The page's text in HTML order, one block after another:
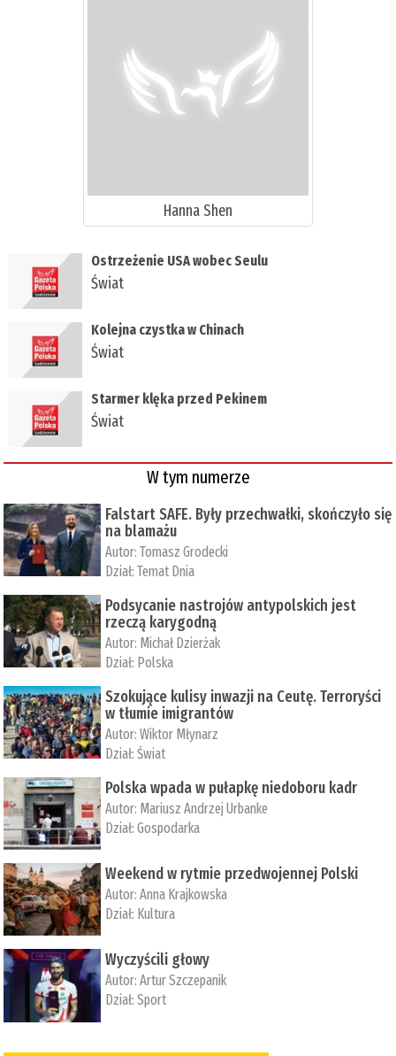
Hanna Shen
Ostrzeżenie USA wobec Seulu
Świat
Kolejna czystka w Chinach
Świat
Starmer klęka przed Pekinem
Świat
W tym numerze
Falstart SAFE. Były przechwałki, skończyło się
na blamażu
Autor:Tomasz Grodecki
Dział:Temat Dnia
Podsycanie nastrojów antypolskich jest
rzeczą karygodną
Autor: Michał Dzierżak
Dział: Polska
Szokujące kulisy inwazji na Ceutę. Terroryści
w tłumie imigrantów
Autor:Wiktor Młynarz
Dział:Świat
Polska wpada w pułapkę niedoboru kadr
Autor: Mariusz Andrzej Urbanke
Dział:Gospodarka
Weekend w rytmie przedwojennej Polski
Autor:Anna Krajkowska
Dział: Kultura
Wyczyścili głowy
Autor:Artur Szczepanik
Dział:Sport